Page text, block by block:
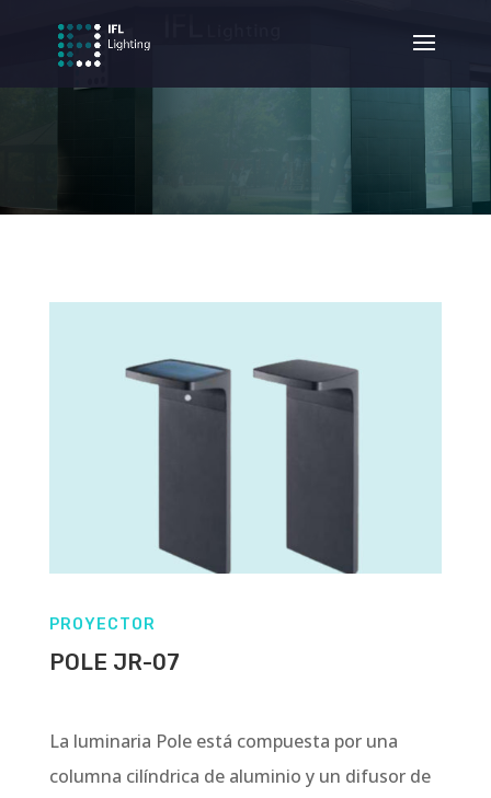
PROYECTOR
POLE JR-07
La luminaria Pole está compuesta por una
columna cilíndrica de aluminio y un difusor de